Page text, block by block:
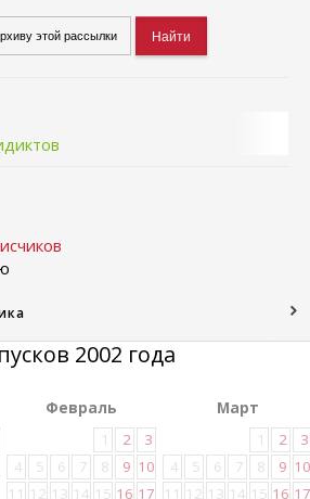
2002 года
Февраль
1
2
3
4
5 6 7 8 9 10
11 12 13 14 15 16 17
Март
1
2
3
4
5 6 7 8 9 10
11 12 13 14 15 16 17